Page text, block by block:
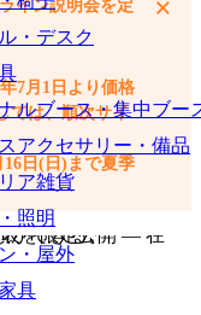
・デスク
ルブース・集中ブー
アクセサリー・備品
ア雑貨
照明
・屋外
具
加できます
イン説明会を定
7月1日より価格
ては、順次サイ
16日(日)まで夏季
×